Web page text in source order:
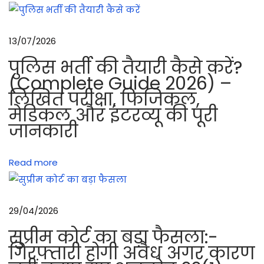
का
म
त
ल
ब
हिं
में
-
7
.
6
13/07/2026
पुलिस भर्ती की तैयारी कैसे करें?
(Complete Guide 2026) –
लिखित परीक्षा, फिजिकल,
मेडिकल और इंटरव्यू की पूरी
जानकारी
Read more
29/04/2026
सुप्रीम कोर्ट का बड़ा फैसला:-
गिरफ्तारी होगी अवैध अगर कारण